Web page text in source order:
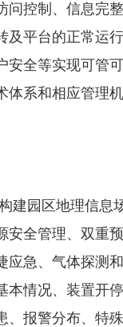
问控制、信息完
及平台的正常运
安全等实现可管
体系和相应管理
建园区地理信息
安全管理、双重
应急、气体探测
本情况、装置开
、报警分布、特